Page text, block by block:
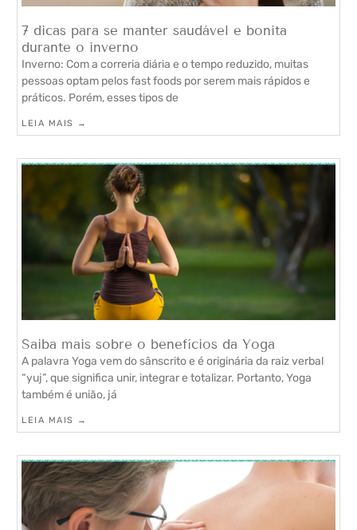
7 dicas para se manter saudável e bonita
durante o inverno
Inverno: Com a correria diária e o tempo reduzido, muitas
pessoas optam pelos fast foods por serem mais rápidos e
práticos. Porém, esses tipos de
LEIA MAIS →
Saiba mais sobre o benefícios da Yoga
A palavra Yoga vem do sânscrito e é originária da raiz verbal
“yuj”, que significa unir, integrar e totalizar. Portanto, Yoga
também é união, já
LEIA MAIS →